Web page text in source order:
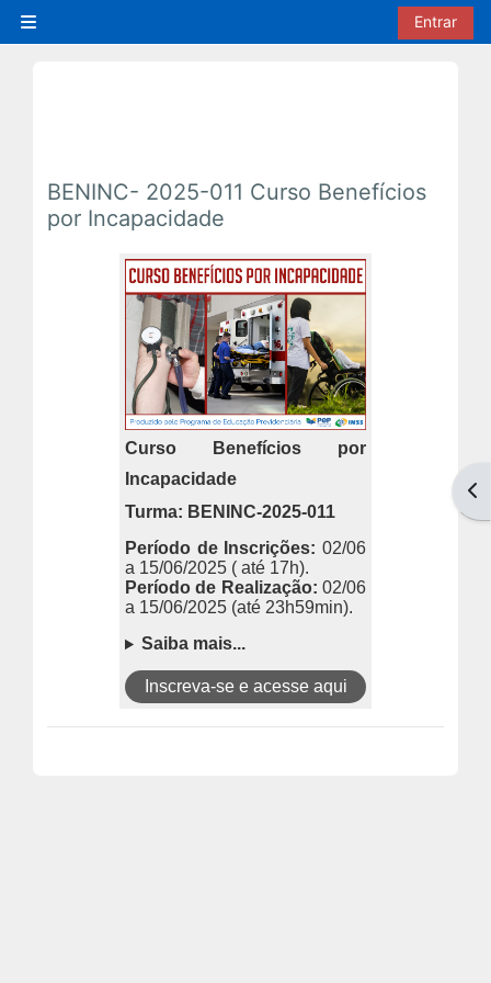
Painel lateral
Entrar
BENINC- 2025-011 Curso Benefícios
por Incapacidade
Curso Benefícios por
Incapacidade
Turma: BENINC-2025-011
Período de Inscrições: 02/06
a 15/06/2025 ( até 17h).
Período de Realização: 02/06
a 15/06/2025 (até 23h59min).
Saiba mais...
Inscreva-se e acesse aqui